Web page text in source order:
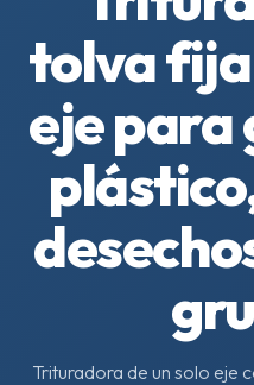
tolva fija
eje para
Trituradora de un solo eje